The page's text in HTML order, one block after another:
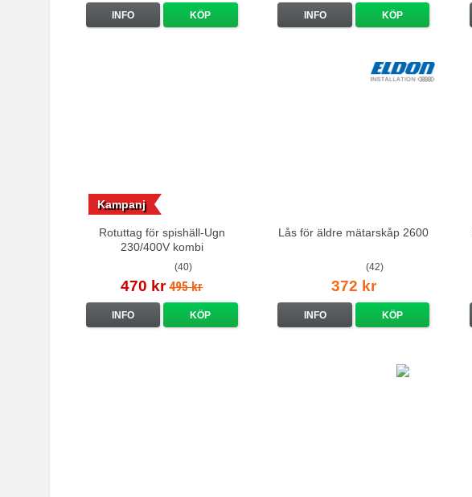
INFO KÖP INFO KÖP
Rotuttag för spishäll-Ugn
230/400V kombi
(40)
Kampanj
470 kr 495 kr
INFO KÖP
Lås för äldre mätarskåp 2600
(42)
372 kr
INFO KÖP